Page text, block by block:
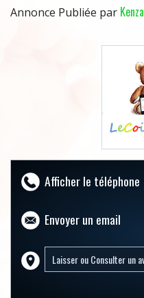
Annonce Publiée par Kenza
Afficher le téléphone
Envoyer un email